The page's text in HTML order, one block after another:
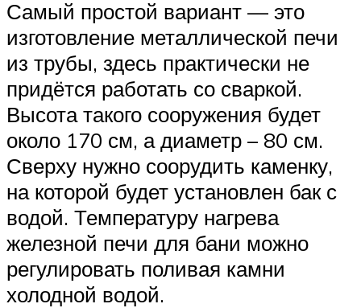
Самый простой вариант — это
изготовление металлической печи
из трубы, здесь практически не
придётся работать со сваркой.
Высота такого сооружения будет
около 170 см, а диаметр – 80 см.
Сверху нужно соорудить каменку,
на которой будет установлен бак с
водой. Температуру нагрева
железной печи для бани можно
регулировать поливая камни
холодной водой.